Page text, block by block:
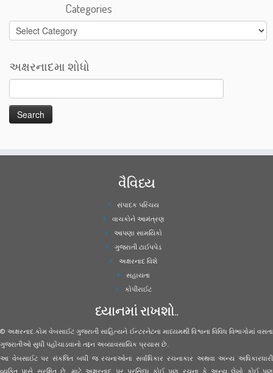
Categories
Categories
અક્ષરનાદમા શોધો
વૈવિધ્ય
સંપાદક પરિચય
વાચકોને આમંત્રણ
આપણા સામયિકો
ગુજરાતી ટાઈપપેડ
અક્ષરનાદ વિશે
સહાયતા
કોપીરાઈટ
ધ્યાનમાં રાખશો..
© અક્ષરનાદ.કોમ વેબસાઈટ ગુજરાતી સાહિત્યને ઈન્ટરનેટના માધ્યમથી વિશ્વના વિવિધ વિભાગોમાં વસતા
ગુજરાતીઓ સુધી પહોંચાડવાનો તદ્દન અવ્યાવસાયિક પ્રયાસ છે.
આ વેબસાઈટ પર સંકલિત બધી જ રચનાઓના સર્વાધિકાર રચનાકાર અથવા અન્ય અધિકારધારી
વ્યક્તિ પાસે સુરક્ષિત છે. માટે અક્ષરનાદ પર પ્રસિધ્ધ કોઈ પણ રચના કે અન્ય લેખો કોઈ પણ